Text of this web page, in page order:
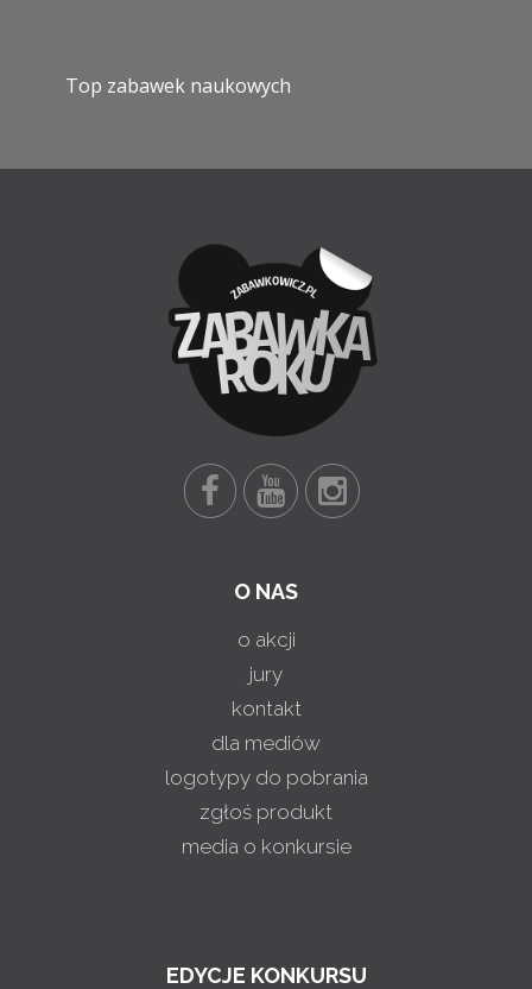
Top zabawek naukowych
O NAS
o akcji
jury
kontakt
dla mediów
logotypy do pobrania
zgłoś produkt
media o konkursie
EDYCJE KONKURSU